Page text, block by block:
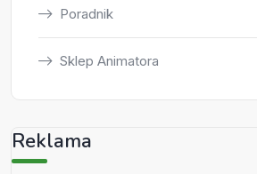
Poradnik
Sklep Animatora
Reklama